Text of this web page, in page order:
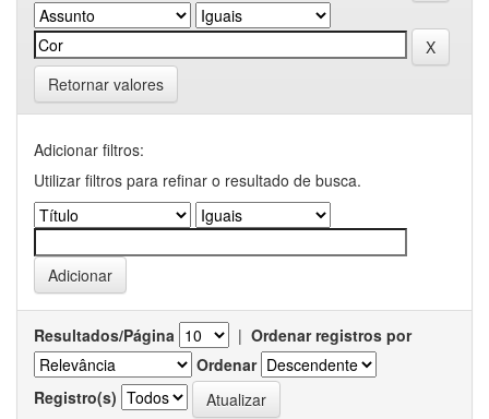
Retornar valores
Adicionar filtros:
Utilizar filtros para refinar o resultado de busca.
Resultados/Página | Ordenar registros por
Ordenar
Registro(s)